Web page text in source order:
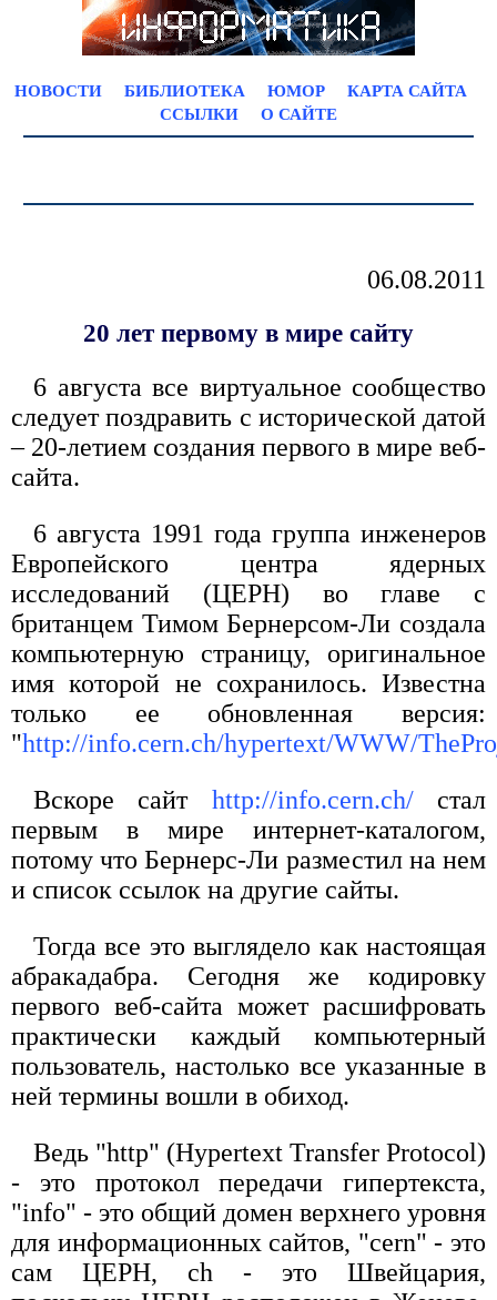
НОВОСТИ БИБЛИОТЕКА ЮМОР
КАРТА САЙТА
ССЫЛКИ
О САЙТЕ
06.08.2011
20 лет первому в мире сайту
6 августа все виртуальное сообщество
следует поздравить с исторической датой
– 20-летием создания первого в мире веб-
сайта.
6 августа 1991 года группа инженеров
Европейского центра ядерных
исследований (ЦЕРН) во главе с
британцем Тимом Бернерсом-Ли создала
компьютерную страницу, оригинальное
имя которой не сохранилось. Известна
только ее обновленная версия:
"http://info.cern.ch/hypertext/WWW/
Вскоре сайт http://info.cern.ch/стал
первым в мире интернет-каталогом,
потому что Бернерс-Ли разместил на нем
и список ссылок на другие сайты.
Тогда все это выглядело как настоящая
абракадабра. Сегодня же кодировку
первого веб-сайта может расшифровать
практически каждый компьютерный
пользователь, настолько все указанные в
ней термины вошли в обиход.
Ведь "http" (Hypertext Transfer Protocol)
- это протокол передачи гипертекста,
"info" - это общий домен верхнего уровня
для информационных сайтов, "cern" - это
сам ЦЕРН, ch - это Швейцария,